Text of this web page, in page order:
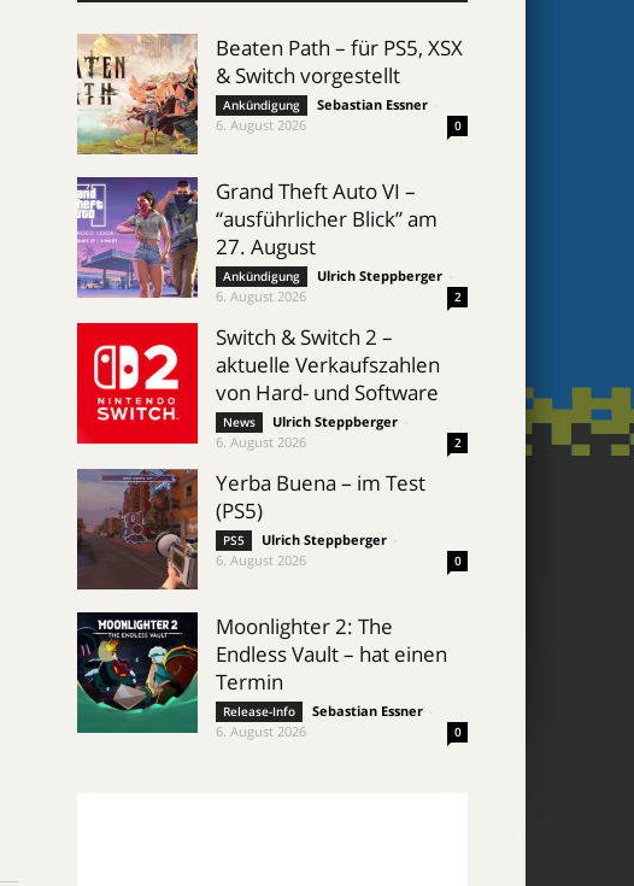
Beaten Path – für PS5, XSX
& Switch vorgestellt
Ankündigung Sebastian Essner
6. August 2026
0
Grand Theft Auto VI –
“ausführlicher Blick” am
27. August
Ankündigung Ulrich Steppberger
6. August 2026
2
Switch & Switch 2 –
aktuelle Verkaufszahlen
von Hard- und Software
News Ulrich Steppberger
6. August 2026
2
Yerba Buena – im Test
(PS5)
PS5 Ulrich Steppberger
6. August 2026
0
Moonlighter 2: The
Endless Vault – hat einen
Termin
Release-Info Sebastian Essner
6. August 2026
0